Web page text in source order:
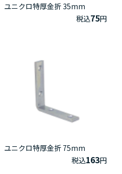
ユニクロ特厚金折 35mm
税込75円
ユニクロ特厚金折 75mm
税込163円